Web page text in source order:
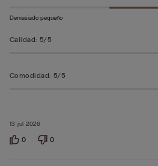
13 jul 2026
Demasiado pequeño
Calidad: 5/5
Comodidad: 5/5
0 0